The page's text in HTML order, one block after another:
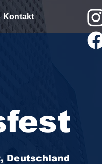
Kontakt
Deutschland